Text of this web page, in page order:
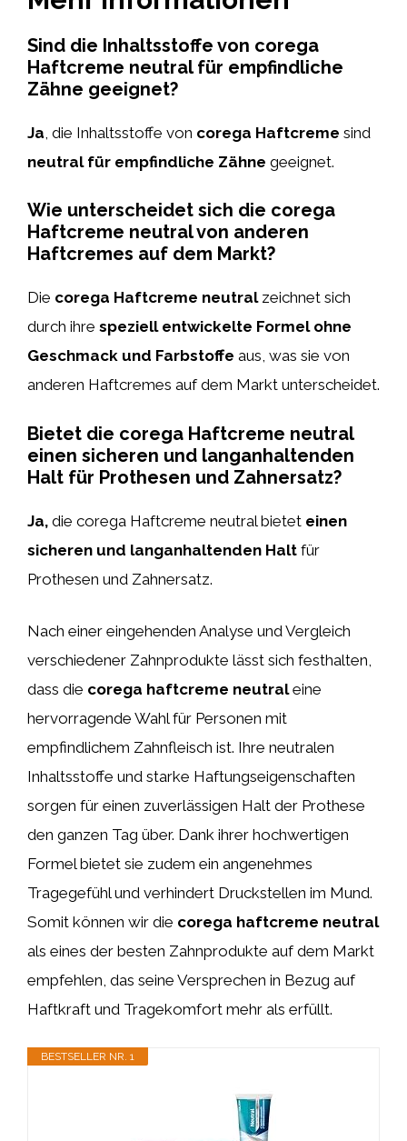
Sind die Inhaltsstoffe von corega
Haftcreme neutral für empfindliche
Zähne geeignet?
Ja , die Inhaltsstoffe von corega Haftcreme sind
neutral für empfindliche Zähne geeignet.
Wie unterscheidet sich die corega
Haftcreme neutral von anderen
Haftcremes auf dem Markt?
Die corega Haftcreme neutralzeichnet sich
durch ihre speziell entwickelte Formel ohne
Geschmack und Farbstoffe aus, was sie von
anderen Haftcremes auf dem Markt unterscheidet.
Bietet die corega Haftcreme neutral
einen sicheren und langanhaltenden
Halt für Prothesen und Zahnersatz?
Ja, die corega Haftcreme neutral bietet einen
sicheren und langanhaltenden Halt für
Prothesen und Zahnersatz.
Nach einer eingehenden Analyse und Vergleich
verschiedener Zahnprodukte lässt sich festhalten,
dass die corega haftcreme neutraleine
hervorragende Wahl für Personen mit
empfindlichem Zahnfleisch ist. Ihre neutralen
Inhaltsstoffe und starke Haftungseigenschaften
sorgen für einen zuverlässigen Halt der Prothese
den ganzen Tag über. Dank ihrer hochwertigen
Formel bietet sie zudem ein angenehmes
Tragegefühl und verhindert Druckstellen im Mund.
Somit können wir die corega haftcreme neutral
als eines der besten Zahnprodukte auf dem Markt
empfehlen, das seine Versprechen in Bezug auf
Haftkraft und Tragekomfort mehr als erfüllt.
BESTSELLER NR. 1